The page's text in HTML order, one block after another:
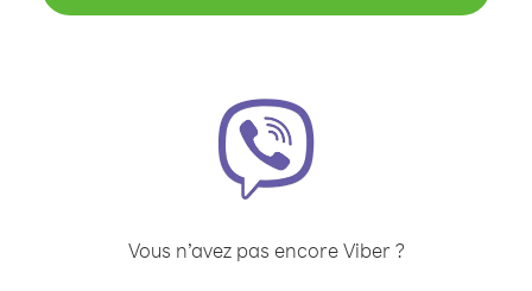
Vous n’avez pas encore Viber ?